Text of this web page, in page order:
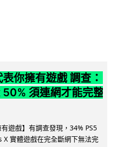
你擁有遊戲 調查：
須連網才能完整
遊戲】有調查發現，34% PS5
實體遊戲在完全斷網下無法完